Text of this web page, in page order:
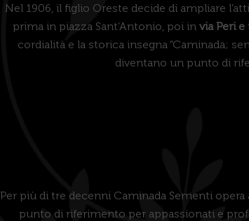
Nel 1906, il figlio Oreste decide di ampliare
prima in piazza Sant’Antonio, poi in via Peri
cordialità e la storica insegna “Caminada;
diventano un punto di
Per più di tre decenni Caminada Sementi
punto di riferimento per appassionati e